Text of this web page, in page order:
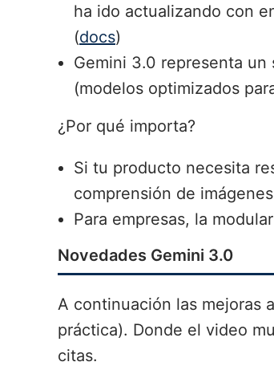
ha ido actualizando con
(docs)
Gemini 3.0 representa un
(modelos optimizados
¿Por qué importa?
Si tu producto necesita
comprensión de
Para empresas, la
Novedades Gemini 3.0
A continuación las mejoras
práctica). Donde el video
citas.